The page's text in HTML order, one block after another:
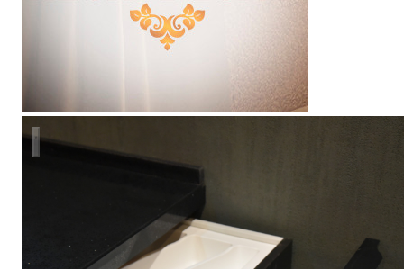
Кухня "MODERN" с островом.